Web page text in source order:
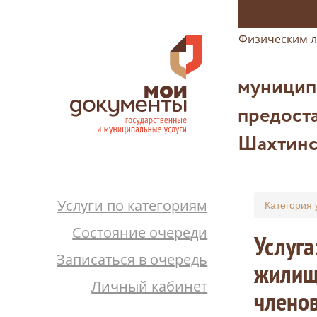
Физическим
Услуги по категориям
Состояние очереди
Записаться в очередь
Личный кабинет
Категория